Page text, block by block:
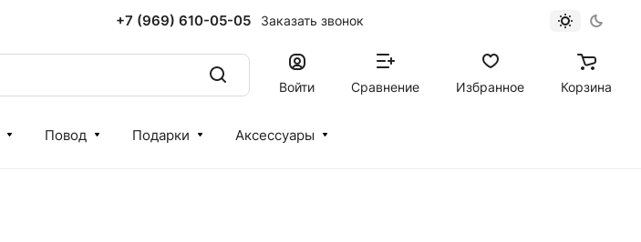
+7 (969) 610-05-05 Заказать звонок
Войти Сравнение Избранное Корзина
Повод Подарки Аксессуары